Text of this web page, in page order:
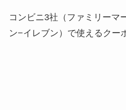
コンビニ3社（ファミリーマ
ン−イレブン）で使えるクー